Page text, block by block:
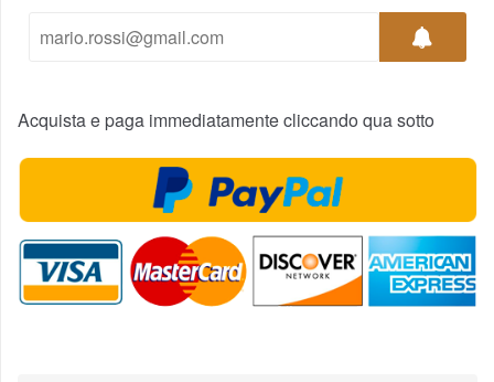
Acquista e paga immediatamente cliccando qua sotto